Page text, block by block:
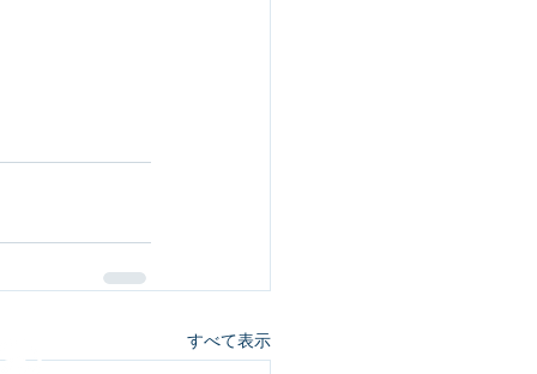
すべて表示